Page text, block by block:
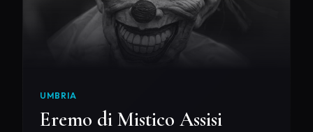
UMBRIA
Eremo di Mistico Assisi